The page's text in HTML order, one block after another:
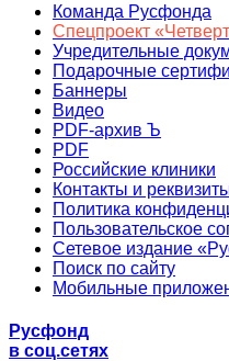
Команда Русфонда
Спецпроект
Учредительные
Подарочные
Баннеры
Видео
PDF-архив Ъ
PDF
Российские клиники
Контакты и
Политика
Пользовательское
Сетевое издание
Поиск по сайту
Мобильные
Русфонд
в соц.сетях